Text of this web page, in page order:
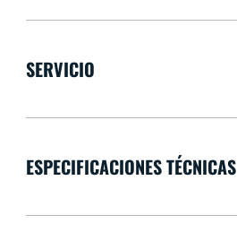
SERVICIO
ESPECIFICACIONES TÉCNICAS